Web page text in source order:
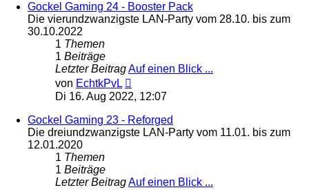
Gockel Gaming 24 - Booster Pack
Die vierundzwanzigste LAN-Party vom 28.10. bis zum
30.10.2022
1 Themen
1 Beiträge
Letzter BeitragAuf einen Blick ...
von EchtkPvL
Beitrag
Di 16. Aug 2022, 12:07
Gockel Gaming 23 - Reforged
Die dreiundzwanzigste LAN-Party vom 11.01. bis zum
12.01.2020
1 Themen
1 Beiträge
Letzter BeitragAuf einen Blick ...